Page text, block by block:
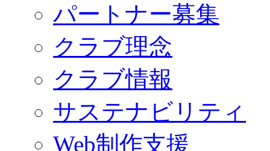
パートナー募集
クラブ理念
クラブ情報
サステナビリティ
Web制作支援